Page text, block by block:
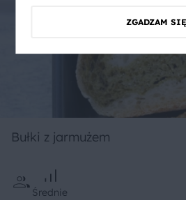
Bułki z jarmużem
Średnie
ZGADZAM SIĘ